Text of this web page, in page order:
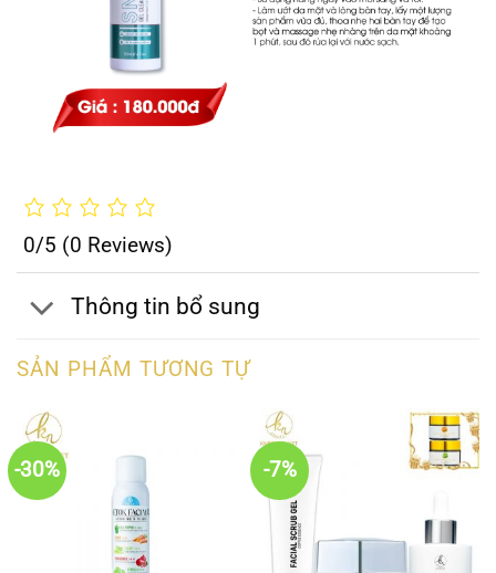
0/5 (0 Reviews)
Thông tin bổ sung
SẢN PHẨM TƯƠNG TỰ
-30% -7%